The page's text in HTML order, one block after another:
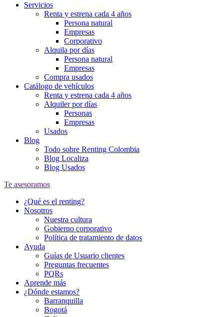
Servicios
Renta y estrena cada 4 años
Persona natural
Empresas
Corporativo
Alquila por días
Persona natural
Empresas
Compra usados
Catálogo de vehículos
Renta y estrena cada 4 años
Alquiler por días
Personas
Empresas
Usados
Blog
Todo sobre Renting Colombia
Blog Localiza
Blog Usados
Te asesoramos
¿Qué es el renting?
Nosotros
Nuestra cultura
Gobierno corporativo
Política de tratamiento de datos
Ayuda
Guías de Usuario clientes
Preguntas frecuentes
PQRs
Aprende más
¿Dónde estamos?
Barranquilla
Bogotá